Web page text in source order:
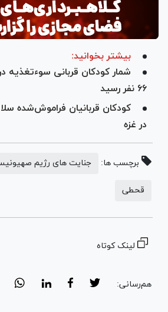
بیشتر بخوانید:
شمار کودکان قربانی سوءتغذیه
۶۶ نفر رسید
کودکان قربانیان فراموش‌شده
در غزه
برچسب ها: جنایت های رژیم
قحطی
لینک کوتاه
هم‌رسانی: